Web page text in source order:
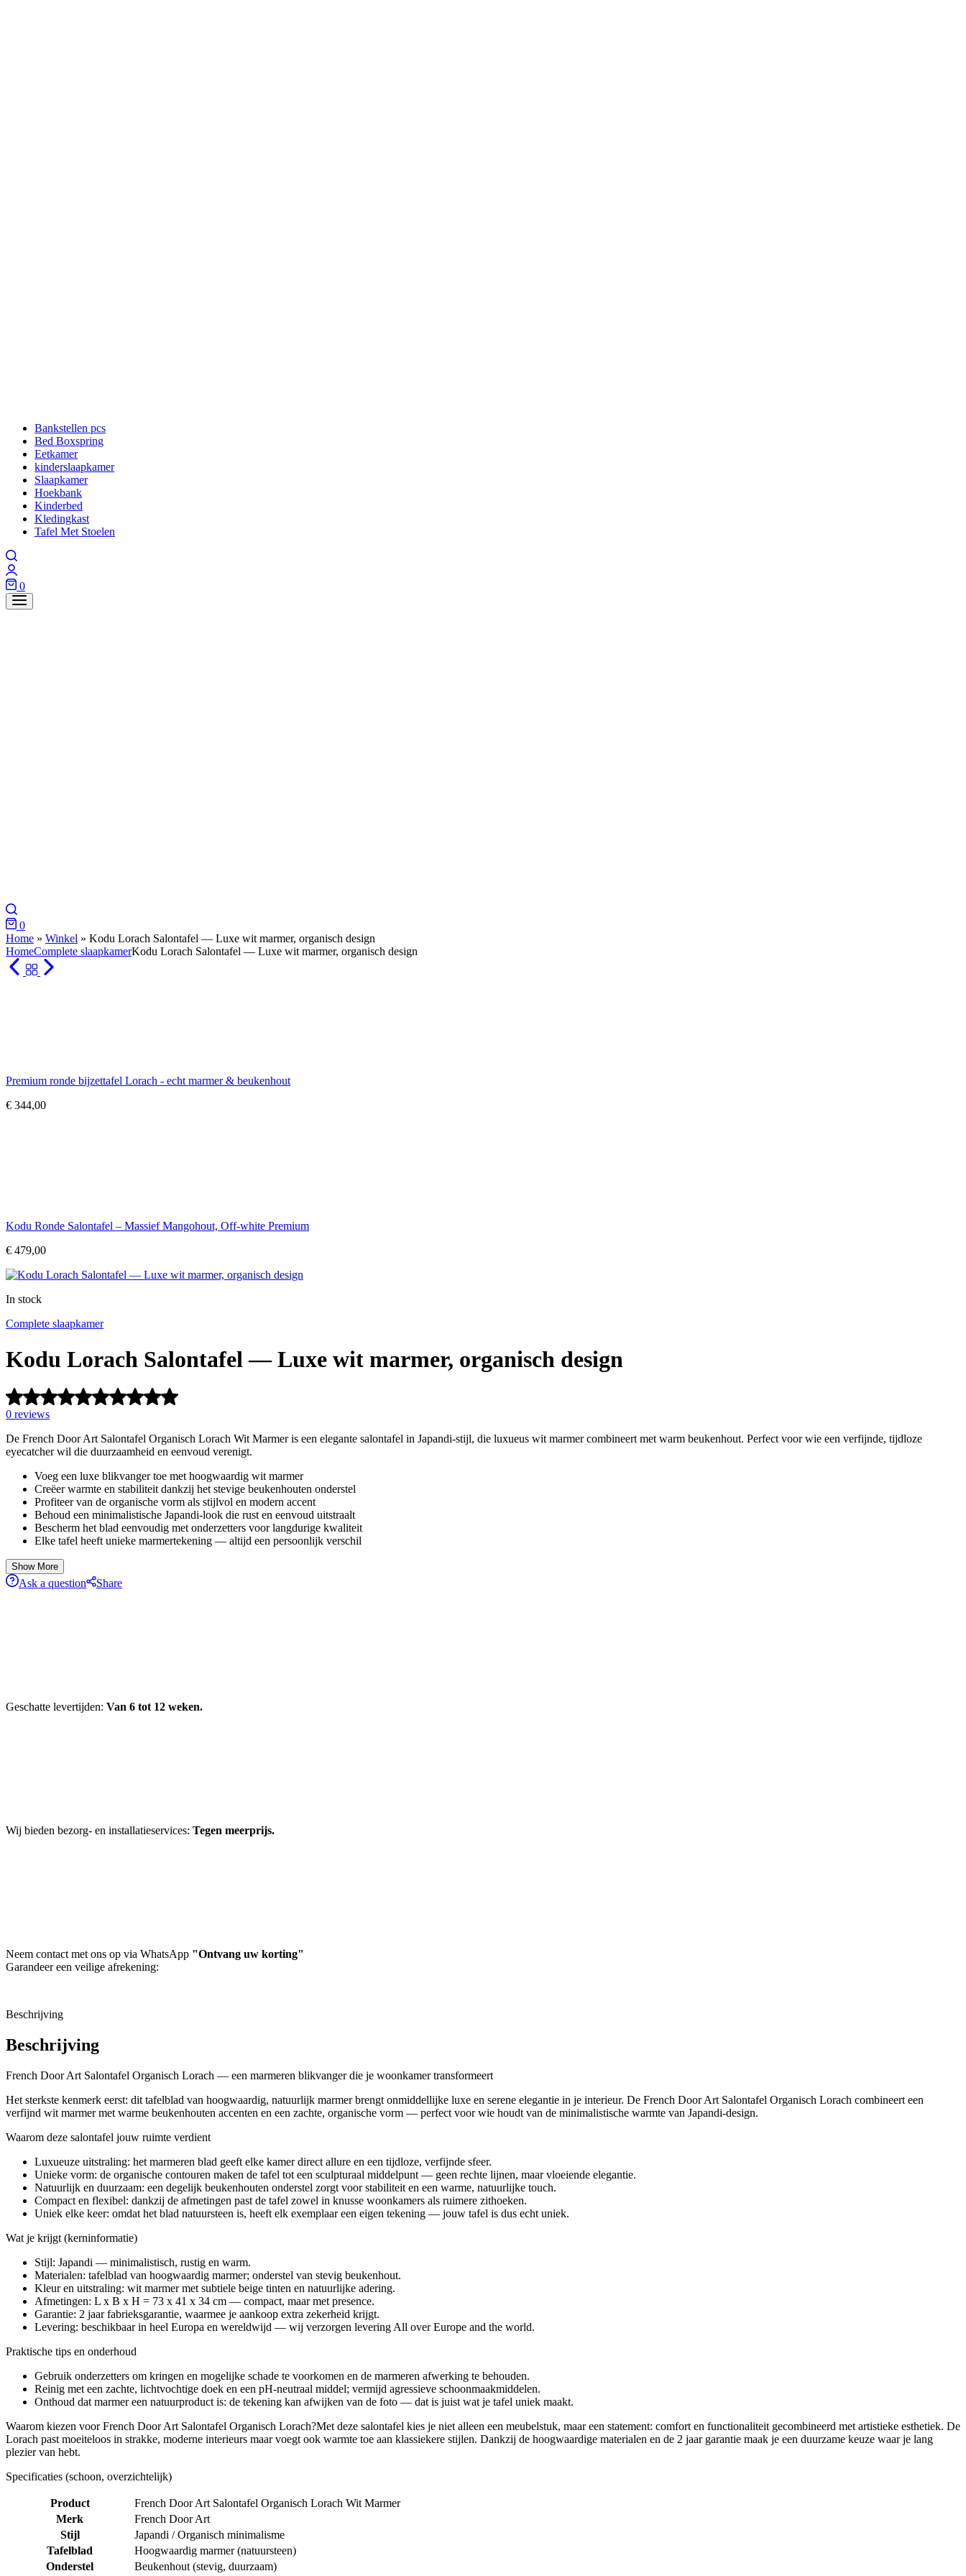
Bankstellen pcs
Bed Boxspring
Eetkamer
kinderslaapkamer
Slaapkamer
Hoekbank
Kinderbed
Kledingkast
Tafel Met Stoelen
0
0
Home » Winkel » Kodu Lorach Salontafel — Luxe wit marmer, organisch design
HomeComplete slaapkamerKodu Lorach Salontafel — Luxe wit marmer, organisch design
Premium ronde bijzettafel Lorach - echt marmer & beukenhout
€ 344,00
Kodu Ronde Salontafel – Massief Mangohout, Off-white Premium
€ 479,00
In stock
Complete slaapkamer
Kodu Lorach Salontafel — Luxe wit marmer, organisch design
0 reviews
De French Door Art Salontafel Organisch Lorach Wit Marmer is een elegante salontafel in Japandi-stijl, die luxueus wit marmer combineert met warm beukenhout. Perfect voor wie een verfijnde, tijdloze
eyecatcher wil die duurzaamheid en eenvoud verenigt.
Voeg een luxe blikvanger toe met hoogwaardig wit marmer
Creëer warmte en stabiliteit dankzij het stevige beukenhouten onderstel
Profiteer van de organische vorm als stijlvol en modern accent
Behoud een minimalistische Japandi-look die rust en eenvoud uitstraalt
Bescherm het blad eenvoudig met onderzetters voor langdurige kwaliteit
Elke tafel heeft unieke marmertekening — altijd een persoonlijk verschil
Show More
Ask a question Share
Geschatte levertijden: Van 6 tot 12 weken.
Wij bieden bezorg- en installatieservices: Tegen meerprijs.
Neem contact met ons op via WhatsApp "Ontvang uw korting"
Garandeer een veilige afrekening:
Beschrijving
Beschrijving
French Door Art Salontafel Organisch Lorach — een marmeren blikvanger die je woonkamer transformeert
Het sterkste kenmerk eerst: dit tafelblad van hoogwaardig, natuurlijk marmer brengt onmiddellijke luxe en serene elegantie in je interieur. De French Door Art Salontafel Organisch Lorach combineert een
verfijnd wit marmer met warme beukenhouten accenten en een zachte, organische vorm — perfect voor wie houdt van de minimalistische warmte van Japandi-design.
Waarom deze salontafel jouw ruimte verdient
Luxueuze uitstraling: het marmeren blad geeft elke kamer direct allure en een tijdloze, verfijnde sfeer.
Unieke vorm: de organische contouren maken de tafel tot een sculpturaal middelpunt — geen rechte lijnen, maar vloeiende elegantie.
Natuurlijk en duurzaam: een degelijk beukenhouten onderstel zorgt voor stabiliteit en een warme, natuurlijke touch.
Compact en flexibel: dankzij de afmetingen past de tafel zowel in knusse woonkamers als ruimere zithoeken.
Uniek elke keer: omdat het blad natuursteen is, heeft elk exemplaar een eigen tekening — jouw tafel is dus echt uniek.
Wat je krijgt (kerninformatie)
Stijl: Japandi — minimalistisch, rustig en warm.
Materialen: tafelblad van hoogwaardig marmer; onderstel van stevig beukenhout.
Kleur en uitstraling: wit marmer met subtiele beige tinten en natuurlijke adering.
Afmetingen: L x B x H = 73 x 41 x 34 cm — compact, maar met presence.
Garantie: 2 jaar fabrieksgarantie, waarmee je aankoop extra zekerheid krijgt.
Levering: beschikbaar in heel Europa en wereldwijd — wij verzorgen levering All over Europe and the world.
Praktische tips en onderhoud
Gebruik onderzetters om kringen en mogelijke schade te voorkomen en de marmeren afwerking te behouden.
Reinig met een zachte, lichtvochtige doek en een pH-neutraal middel; vermijd agressieve schoonmaakmiddelen.
Onthoud dat marmer een natuurproduct is: de tekening kan afwijken van de foto — dat is juist wat je tafel uniek maakt.
Waarom kiezen voor French Door Art Salontafel Organisch Lorach?Met deze salontafel kies je niet alleen een meubelstuk, maar een statement: comfort en functionaliteit gecombineerd met artistieke esthetiek. De
Lorach past moeiteloos in strakke, moderne interieurs maar voegt ook warmte toe aan klassiekere stijlen. Dankzij de hoogwaardige materialen en de 2 jaar garantie maak je een duurzame keuze waar je lang
plezier van hebt.
Specificaties (schoon, overzichtelijk)
Product
French Door Art Salontafel Organisch Lorach Wit Marmer
Merk
French Door Art
Stijl
Japandi / Organisch minimalisme
Tafelblad
Hoogwaardig marmer (natuursteen)
Onderstel
Beukenhout (stevig, duurzaam)